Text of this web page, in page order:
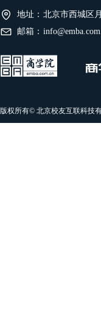
地址： 北京市西城区
邮箱：
版权所有© 北京校友互联科技